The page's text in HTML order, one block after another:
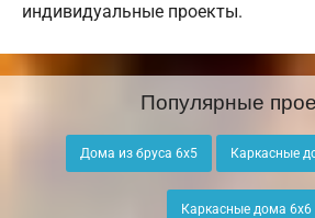
индивидуальные проекты.
Популярные
Дома из бруса 6х5 Каркасные
Каркасные дома 6х6